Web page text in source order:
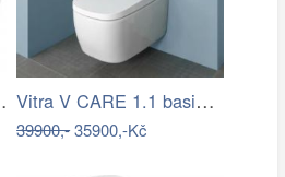
Vitra V CARE 1.1 basic bidet + wc,…
39900,-35900,-Kč